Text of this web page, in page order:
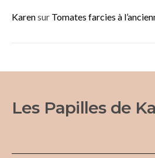
Karensur Tomates farcies à
Les Papilles de